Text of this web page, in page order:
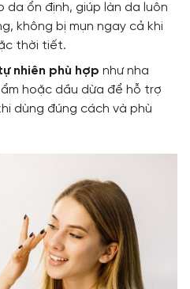
da ổn định, giúp làn da luôn
không bị mụn ngay cả khi
thời tiết.
nhiên phù hợp như nha
hoặc dầu dừa để hỗ trợ
dùng đúng cách và phù